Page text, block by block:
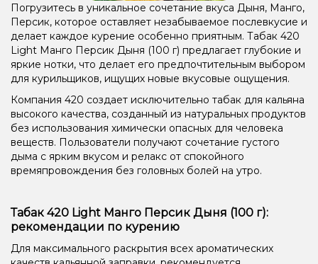
Погрузитесь в уникальное сочетание вкуса Дыня, Манго,
Персик, которое оставляет незабываемое послевкусие и
делает каждое курение особенно приятным. Табак 420
Light Манго Персик Дыня (100 г) предлагает глубокие и
яркие нотки, что делает его предпочтительным выбором
для курильщиков, ищущих новые вкусовые ощущения.
Компания 420 создает исключительно табак для кальяна
высокого качества, созданный из натуральных продуктов
без использования химически опасных для человека
веществ. Пользователи получают сочетание густого
дыма с ярким вкусом и релакс от спокойного
времяпровождения без головных болей на утро.
Табак 420 Light Манго Персик Дыня (100 г):
рекомендации по курению
Для максимального раскрытия всех ароматических